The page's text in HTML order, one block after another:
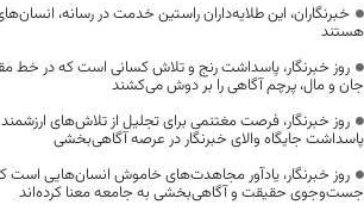
خبرنگاران، این طلایه‌داران راستین خدمت در رسانه،
هستند
روز خبرنگار، پاسداشت رنج و تلاش کسانی است که در خط
جان و مال، پرچم آگاهی را بر دوش می‌کشند
روز خبرنگار، فرصت مغتنمی برای تجلیل از تلاش‌های
پاسداشت جایگاه والای خبرنگار در عرصه آگاهی‌بخشی
روز خبرنگار، یادآور مجاهدت‌های خاموش انسان‌هایی است
جست‌وجوی حقیقت و آگاهی‌بخشی به جامعه معنا کرده‌اند